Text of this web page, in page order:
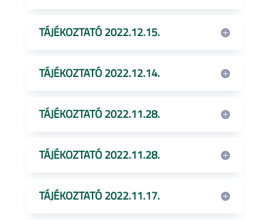
TÁJÉKOZTATÓ 2022.12.15.
TÁJÉKOZTATÓ 2022.12.14.
TÁJÉKOZTATÓ 2022.11.28.
TÁJÉKOZTATÓ 2022.11.28.
TÁJÉKOZTATÓ 2022.11.17.